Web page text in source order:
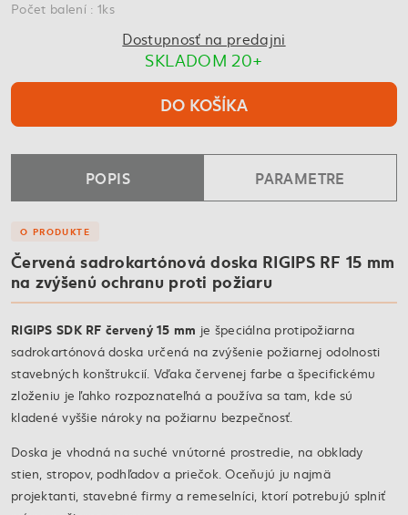
Počet balení : 1ks
Dostupnosť na predajni
SKLADOM 20+
DO KOŠÍKA
POPIS PARAMETRE
O PRODUKTE
Červená sadrokartónová doska RIGIPS RF 15 mm
na zvýšenú ochranu proti požiaru
RIGIPS SDK RF červený 15 mm je špeciálna protipožiarna
sadrokartónová doska určená na zvýšenie požiarnej odolnosti
stavebných konštrukcií. Vďaka červenej farbe a špecifickému
zloženiu je ľahko rozpoznateľná a používa sa tam, kde sú
kladené vyššie nároky na požiarnu bezpečnosť.
Doska je vhodná na suché vnútorné prostredie, na obklady
stien, stropov, podhľadov a priečok. Oceňujú ju najmä
projektanti, stavebné firmy a remeselníci, ktorí potrebujú splniť